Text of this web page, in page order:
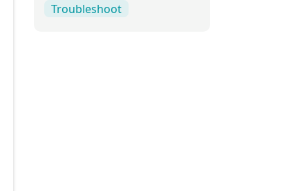
Troubleshoot